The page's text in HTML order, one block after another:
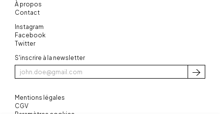
À propos
Contact
Instagram
Facebook
Twitter
S'inscrire à la newsletter
Mentions légales
CGV